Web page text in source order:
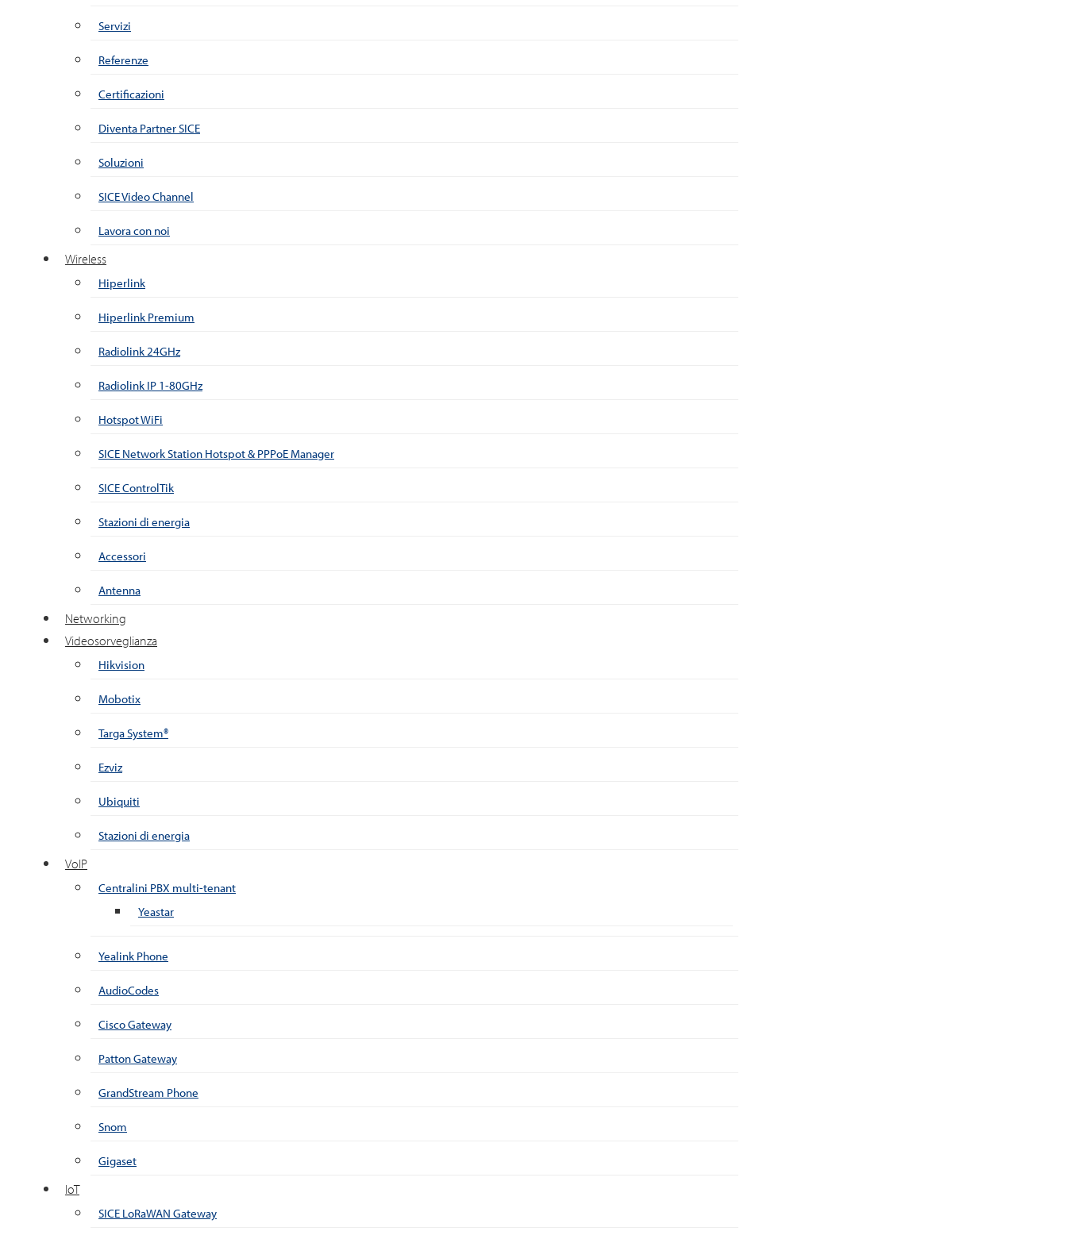
Servizi
Referenze
Certificazioni
Diventa Partner SICE
Soluzioni
SICE Video Channel
Lavora con noi
Wireless
Hiperlink
Hiperlink Premium
Radiolink 24GHz
Radiolink IP 1-80GHz
Hotspot WiFi
SICE Network Station Hotspot & PPPoE Manager
SICE ControlTik
Stazioni di energia
Accessori
Antenna
Networking
Videosorveglianza
Hikvision
Mobotix
Targa System®
Ezviz
Ubiquiti
Stazioni di energia
VoIP
Centralini PBX multi-tenant
Yeastar
Yealink Phone
AudioCodes
Cisco Gateway
Patton Gateway
GrandStream Phone
Snom
Gigaset
IoT
SICE LoRaWAN Gateway